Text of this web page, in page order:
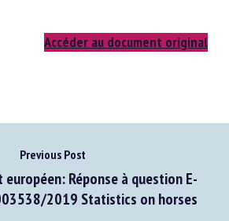
Accéder au document original
Previous Post
Réponse à question E-
2019 Statistics on horses
*
* sont obligatoires